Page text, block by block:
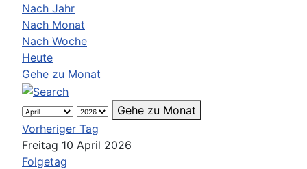
Nach Jahr
Nach Monat
Nach Woche
Heute
Gehe zu Monat
Gehe zu Monat
Vorheriger Tag
Freitag 10 April 2026
Folgetag